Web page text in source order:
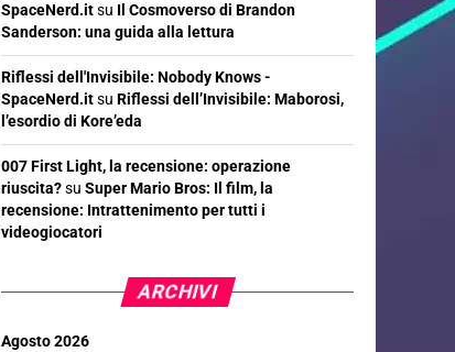
SpaceNerd.itsu Il Cosmoverso di Brandon
Sanderson: una guida alla lettura
Riflessi dell'Invisibile: Nobody Knows -
SpaceNerd.itsu Riflessi dell’Invisibile: Maborosi,
l’esordio di Kore’eda
007 First Light, la recensione: operazione
riuscita?su Super Mario Bros: Il film, la
recensione: Intrattenimento per tutti i
videogiocatori
ARCHIVI
Agosto 2026